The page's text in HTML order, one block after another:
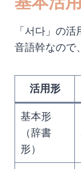
「서다」の
音語幹なので
活用形
基本形
（辞書
形）